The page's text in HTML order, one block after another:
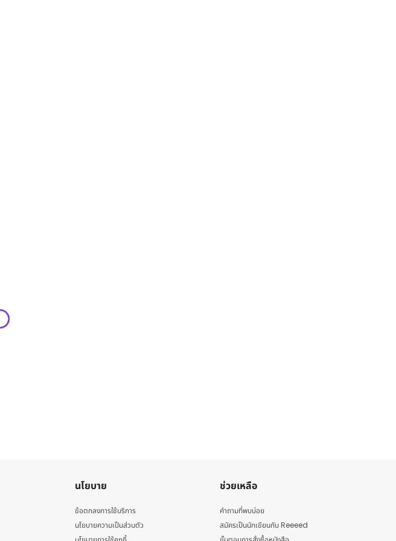
นโยบาย
ข้อตกลงการใช้บริการ
นโยบายความเป็นส่วนตัว
ช่วยเหลือ
คำถามที่พบบ่อย
สมัครเป็นนักเขียนกับ Reeeed